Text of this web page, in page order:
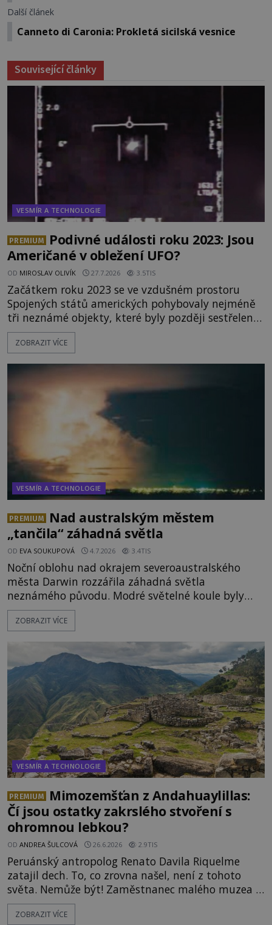
Další článek
Canneto di Caronia: Prokletá sicilská vesnice
Související články
VESMÍR A TECHNOLOGIE
PREMIUM
Podivné události roku 2023: Jsou
Američané v obležení UFO?
OD MIROSLAV OLIVÍK 27.7.2026 3.5TIS
Začátkem roku 2023 se ve vzdušném prostoru
Spojených států amerických pohybovaly nejméně
tři neznámé objekty, které byly později sestřeleny.
Do dnešních dnů nebyly trosky těchto létajících
těles objeveny. Je možné, že šlo o nějaké nové
mimozemského původu? Dne 4. února roku 2023
vydává
ZOBRAZIT VÍCE
VESMÍR A TECHNOLOGIE
PREMIUM
Nad australským městem
„tančila“ záhadná světla
OD EVA SOUKUPOVÁ 4.7.2026 3.4TIS
Noční oblohu nad okrajem severoaustralského
města Darwin rozzářila záhadná světla
neznámého původu. Modré světelné koule byly
viditelné nejméně dvacet minut, během nichž se
opakovaně objevovaly a zase mizely. Svědek, který
mohlo jít o návštěvu ze světa duchů. Záhadný
záznam okamžitě rozpoutal deb
ZOBRAZIT VÍCE
VESMÍR A TECHNOLOGIE
PREMIUM
Mimozemšťan z Andahuaylillas:
Čí jsou ostatky zakrslého stvoření s
ohromnou lebkou?
OD ANDREA ŠULCOVÁ 26.6.2026 2.9TIS
Peruánský antropolog Renato Davila Riquelme
zatajil dech. To, co zrovna našel, není z tohoto
světa. Nemůže být! Zaměstnanec malého muzea v
peruánském městečku Andahuaylillas nedaleko
legendárního Cuzca pomalu sestupuje z posvátné
ZOBRAZIT VÍCE